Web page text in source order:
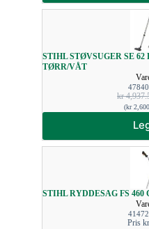
STIHL STØVSUGER SE
TØRR/VÅT
kr
(kr2,600
STIHL RYDDESAG FS 460
Pris kr